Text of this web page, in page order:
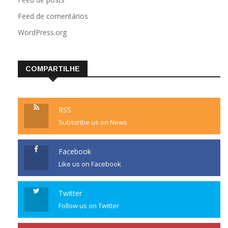
Feed de comentários
WordPress.org
COMPARTILHE
RSS
Subscribe us on News
Facebook
Like us on Facebook
Twitter
Follow us on Twitter